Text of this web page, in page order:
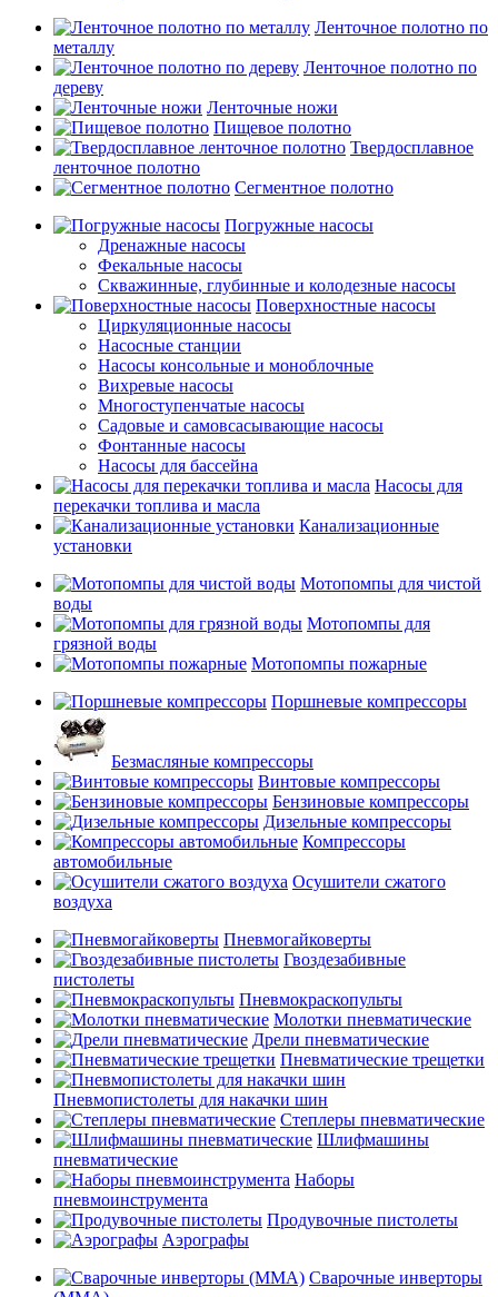
Ленточное полотно по
металлу
Ленточное полотно по
дереву
Ленточные ножи
Пищевое полотно
Твердосплавное
ленточное полотно
Сегментное полотно
Погружные насосы
Дренажные насосы
Фекальные насосы
Скважинные, глубинные и колодезные насосы
Поверхностные насосы
Циркуляционные насосы
Насосные станции
Насосы консольные и моноблочные
Вихревые насосы
Многоступенчатые насосы
Садовые и самовсасывающие насосы
Фонтанные насосы
Насосы для бассейна
Насосы для
перекачки топлива и масла
Канализационные
установки
Мотопомпы для чистой
воды
Мотопомпы для
грязной воды
Мотопомпы пожарные
Поршневые компрессоры
Безмасляные компрессоры
Винтовые компрессоры
Бензиновые компрессоры
Дизельные компрессоры
Компрессоры
автомобильные
Осушители сжатого
воздуха
Пневмогайковерты
Гвоздезабивные
пистолеты
Пневмокраскопульты
Молотки пневматические
Дрели пневматические
Пневматические трещетки
Пневмопистолеты для накачки шин
Степлеры пневматические
Шлифмашины
пневматические
Наборы
пневмоинструмента
Продувочные пистолеты
Аэрографы
Сварочные инверторы